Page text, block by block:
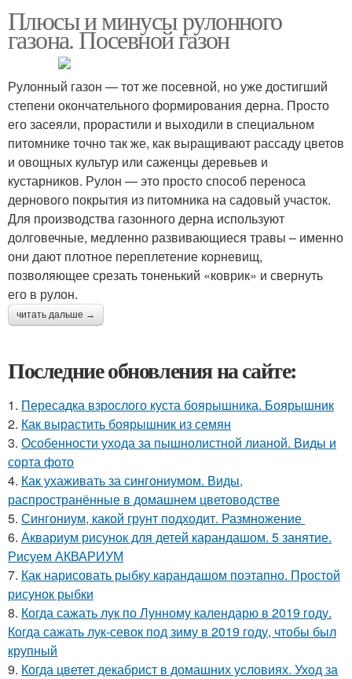
Плюсы и минусы рулонного
газона. Посевной газон
Рулонный газон — тот же посевной, но уже достигший
степени окончательного формирования дерна. Просто
его засеяли, прорастили и выходили в специальном
питомнике точно так же, как выращивают рассаду цветов
и овощных культур или саженцы деревьев и
кустарников. Рулон — это просто способ переноса
дернового покрытия из питомника на садовый участок.
Для производства газонного дерна используют
долговечные, медленно развивающиеся травы – именно
они дают плотное переплетение корневищ,
позволяющее срезать тоненький «коврик» и свернуть
его в рулон.
читать дальше →
Последние обновления на сайте:
1. Пересадка взрослого куста боярышника. Боярышник
2. Как вырастить боярышник из семян
3. Особенности ухода за пышнолистной лианой. Виды и
сорта фото
4. Как ухаживать за сингониумом. Виды,
распространённые в домашнем цветоводстве
5. Сингониум, какой грунт подходит. Размножение
6. Аквариум рисунок для детей карандашом. 5 занятие.
Рисуем АКВАРИУМ
7. Как нарисовать рыбку карандашом поэтапно. Простой
рисунок рыбки
8. Когда сажать лук по Лунному календарю в 2019 году.
Когда сажать лук-севок под зиму в 2019 году, чтобы был
крупный
9. Когда цветет декабрист в домашних условиях. Уход за